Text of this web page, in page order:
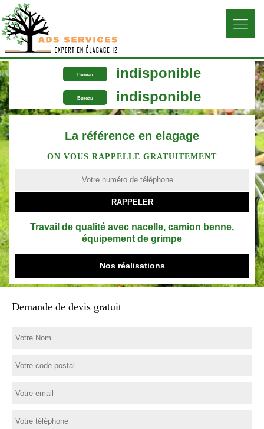
Bureau indisponible
Bureau indisponible
La référence en elagage
ON VOUS RAPPELLE GRATUITEMENT
Travail de qualité avec nacelle, camion benne,
équipement de grimpe
Nos réalisations
Demande de devis gratuit